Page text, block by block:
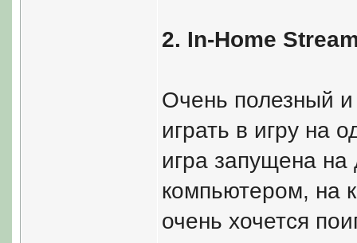
2. In-Home
Очень полезный
играть в игру на
игра запущена
компьютером, на
очень хочется